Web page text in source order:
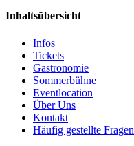
Inhaltsübersicht
Infos
Tickets
Gastronomie
Sommerbühne
Eventlocation
Über Uns
Kontakt
Häufig gestellte Fragen